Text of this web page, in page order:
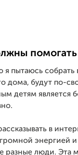
помогать
я пытаюсь собрать
дома, будут по-
детям является
в
энергией
люди. Эта